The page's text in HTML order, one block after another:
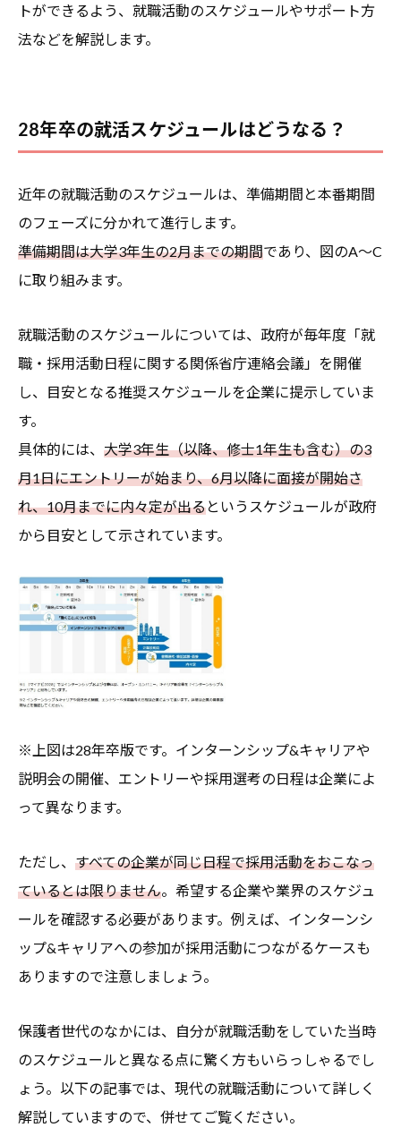
トができるよう、就職活動のスケジュールやサポート方
法などを解説します。
28年卒の就活スケジュールはどうなる？
近年の就職活動のスケジュールは、準備期間と本番期間
のフェーズに分かれて進行します。
準備期間は大学3年生の2月までの期間であり、図のA～C
に取り組みます。
就職活動のスケジュールについては、政府が毎年度「就
職・採用活動日程に関する関係省庁連絡会議」を開催
し、目安となる推奨スケジュールを企業に提示していま
す。
具体的には、 大学3年生（以降、修士1年生も含む）の3
月1日にエントリーが始まり、6月以降に面接が開始さ
れ、10月までに内々定が出るというスケジュールが政府
から目安として示されています。
※上図は28年卒版です。インターンシップ&キャリアや
説明会の開催、エントリーや採用選考の日程は企業によ
って異なります。
ただし、 すべての企業が同じ日程で採用活動をおこなっ
ているとは限りません。希望する企業や業界のスケジュ
ールを確認する必要があります。例えば、インターンシ
ップ&キャリアへの参加が採用活動につながるケースも
ありますので注意しましょう。
保護者世代のなかには、自分が就職活動をしていた当時
のスケジュールと異なる点に驚く方もいらっしゃるでし
ょう。以下の記事では、現代の就職活動について詳しく
解説していますので、併せてご覧ください。